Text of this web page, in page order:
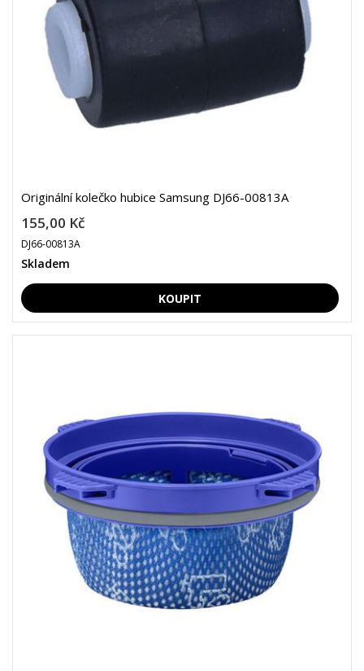
Originální kolečko hubice Samsung DJ66-00813A
155,00 Kč
DJ66-00813A
Skladem